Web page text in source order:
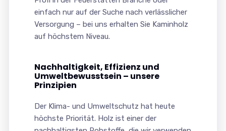
einfach nur auf der Suche nach verlässlicher
Versorgung – bei uns erhalten Sie Kaminholz
auf höchstem Niveau.
Nachhaltigkeit, Effizienz und
Umweltbewusstsein – unsere
Prinzipien
Der Klima- und Umweltschutz hat heute
höchste Priorität. Holz ist einer der